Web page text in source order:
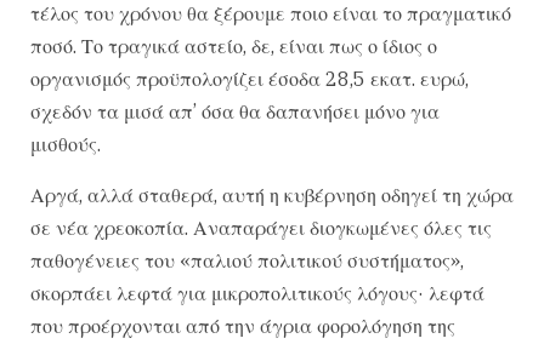
τέλος του χρόνου θα ξέρουμε ποιο είναι το πραγματικό
ποσό. Το τραγικά αστείο, δε, είναι πως ο ίδιος ο
οργανισμός προϋπολογίζει έσοδα 28,5 εκατ. ευρώ,
σχεδόν τα μισά απ’ όσα θα δαπανήσει μόνο για
μισθούς.
Αργά, αλλά σταθερά, αυτή η κυβέρνηση οδηγεί τη χώρα
σε νέα χρεοκοπία. Αναπαράγει διογκωμένες όλες τις
παθογένειες του «παλιού πολιτικού συστήματος»,
σκορπάει λεφτά για μικροπολιτικούς λόγους· λεφτά
που προέρχονται από την άγρια φορολόγηση της